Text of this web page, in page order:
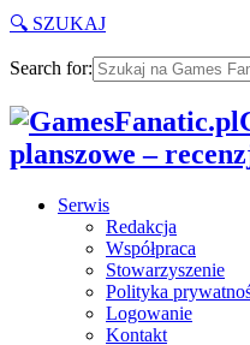
🔍 SZUKAJ
Search for:
planszowe –
Serwis
Redakcja
Współpraca
Stowarzyszenie
Polityka
Logowanie
Kontakt